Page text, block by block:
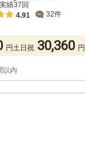
績37回
4.91
32件
円土日祝 30,360 円
以内